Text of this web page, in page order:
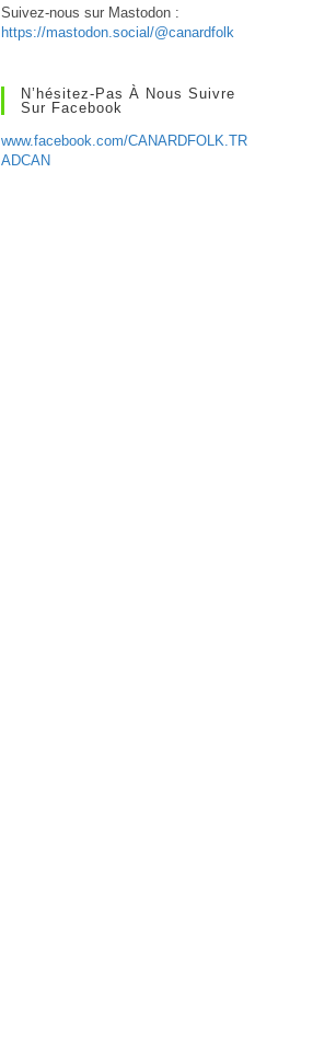
Suivez-nous sur Mastodon :
https://mastodon.social/@canardfolk
N’hésitez-Pas À Nous Suivre
Sur Facebook
www.facebook.com/CANARDFOLK.TR
ADCAN